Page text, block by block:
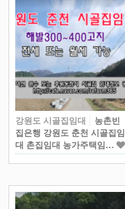
강원도 시골집임대
농촌빈
집은행 강원도 춘천 시골집임
대 촌집임대 농가주택임…